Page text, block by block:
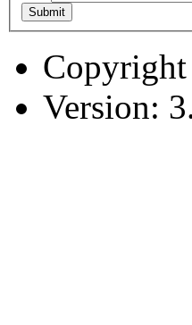
Version: